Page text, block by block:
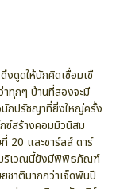
งดูดให้นักคิดเชื่อมเชื
ทุกๆ บ้านที่สองจะมี
นักปรัชญาที่ยิ่งใหญ่ครั้ง
ซ์สร้างคอมมิวนิสม
20 และชาร์ลส์ ดาร์
บริเวณนี้ยังมีพิพิธภัณฑ์
ชาติมากกว่าเจ็ดพันปี